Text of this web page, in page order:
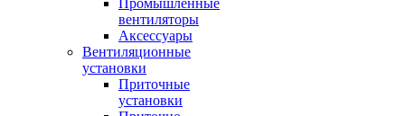
Промышленные
вентиляторы
Аксессуары
Вентиляционные
установки
Приточные
установки